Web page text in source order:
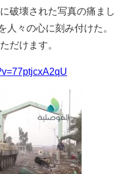
破壊された写真の痛まし
人々の心に刻み付けた。
だけます。